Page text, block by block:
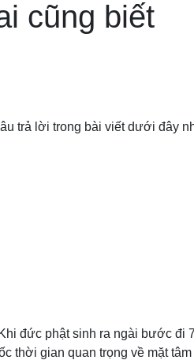
cũng biết
trả lời trong bài viết dưới đây
đức phật sinh ra ngài bước
thời gian quan trọng về mặt tâm